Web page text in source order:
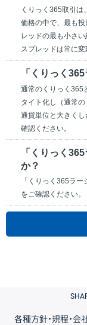
くりっく365取引は
価格の中で、最も
レッドの最も小さい
スプレッドは常に変
「くりっく
通常のくりっく365
タイト化し（通常
通貨単位と大きく
確認ください。
「くりっく
か？
「くりっく365ラ
をご確認ください。
各種方針・規程・会